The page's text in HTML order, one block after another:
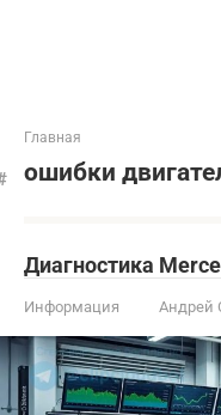
Главная
ошибки
Диагностика
Информация Андрей